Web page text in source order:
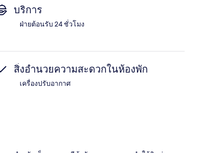
บริการ
ฝ่ายต้อนรับ 24 ชั่วโมง
สิ่งอำนวยความสะดวกในห้องพัก
เครื่องปรับอากาศ